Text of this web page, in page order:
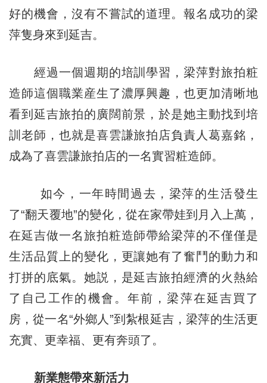
好的機會，沒有不嘗試的道理。報名成功的梁
萍隻身來到延吉。
經過一個週期的培訓學習，梁萍對旅拍粧
造師這個職業産生了濃厚興趣，也更加清晰地
看到延吉旅拍的廣闊前景，於是她主動找到培
訓老師，也就是喜雲謙旅拍店負責人葛嘉銘，
成為了喜雲謙旅拍店的一名實習粧造師。
如今，一年時間過去，梁萍的生活發生
了“翻天覆地”的變化，從在家帶娃到月入上萬，
在延吉做一名旅拍粧造師帶給梁萍的不僅僅是
生活品質上的變化，更讓她有了奮鬥的動力和
打拼的底氣。她説，是延吉旅拍經濟的火熱給
了自己工作的機會。年前，梁萍在延吉買了
房，從一名“外鄉人”到紮根延吉，梁萍的生活更
充實、更幸福、更有奔頭了。
新業態帶來新活力